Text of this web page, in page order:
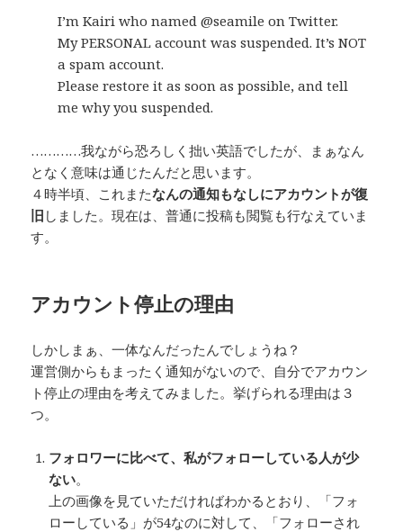
I’m Kairi who named @seamile on Twitter.
My PERSONAL account was suspended. It’s NOT
a spam account.
Please restore it as soon as possible, and tell
me why you suspended.
…………我ながら恐ろしく拙い英語でしたが、まぁなん
となく意味は通じたんだと思います。
４時半頃、これまたなんの通知もなしにアカウントが復
旧 しました。現在は、普通に投稿も閲覧も行なえていま
す。
アカウント停止の理由
しかしまぁ、一体なんだったんでしょうね？
運営側からもまったく通知がないので、自分でアカウン
ト停止の理由を考えてみました。挙げられる理由は３
つ。
フォロワーに比べて、私がフォローしている人が少
ない。
上の画像を見ていただければわかるとおり、「フォ
ローしている」が54なのに対して、「フォローされ